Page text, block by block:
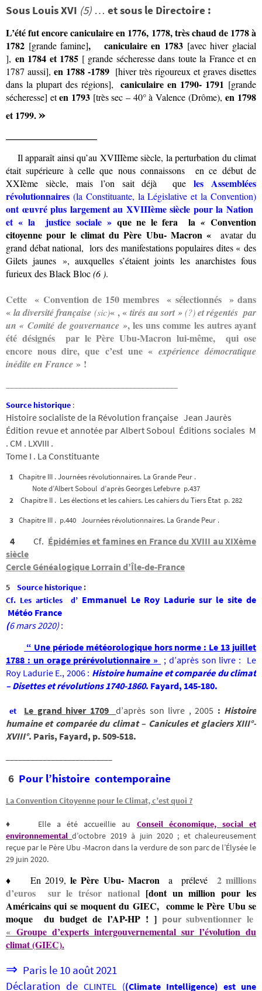
Sous Louis XVI (5) … et sous le Directoire :
L’été fut encore caniculaire en 1776, 1778, très chaud de 1778 à
1782 [grande famine], caniculaire en 1783 [avec hiver glacial
], en 1784 et 1785 [ grande sécheresse dans toute la France et en
1787 aussi], en 1788 -1789 [hiver très rigoureux et graves disettes
dans la plupart des régions],caniculaire en 1790- 1791 [grande
sécheresse] eten 1793 [très sec – 40° à Valence (Drôme),en 1798
et 1799.»
Il apparaît ainsi qu’au XVIIIème siècle, la perturbation du climat
était supérieure à celle que nous connaissons en ce début de
XXIème siècle, mais l’on sait déjà que les Assemblées
révolutionnaires (la Constituante, la Législative et la Convention)
ont œuvré plus largement au XVIIIème siècle pour la Nation
et « la justice sociale » que ne le fera la « Convention
citoyenne pour le climat du Père Ubu- Macron «
avatar du
grand débat national, lors des manifestations populaires dites « des
Gilets jaunes », auxquelles s’étaient joints les anarchistes fous
furieux des Black Bloc(6 ).
Cette « Convention de 150 membres « sélectionnés » dans
«la diversité française(sic)« , «tirés au sort » (?)et régentés par
un « Comité de gouvernance », les uns comme les autres ayant
été désignés par le Père Ubu-Macron lui-même, qui ose
encore nous dire, que c’est une « expérience démocratique
inédite en France » !
Source historique :
Histoire socialiste de la Révolution française Jean Jaurès
Édition revue et annotée par Albert Soboul Éditions sociales M
. CM . LXVIII .
Tome I . La Constituante
1 Chapitre III . Journées révolutionnaires. La Grande Peur .
Note d’Albert Soboul d’après Georges Lefebvre p.437
2 Chapitre II . Les élections et les cahiers. Les cahiers du Tiers État p. 282
3 Chapitre III . p.440 Journées révolutionnaires. La Grande Peur .
4 Cf. Épidémies et famines en France du XVIII au XIXème
siècle
Cercle Généalogique Lorrain d’Île-de-France
5 Source historique :
Cf. Les articles d’ Emmanuel Le Roy Ladurie sur le site de
Météo France
(6 mars 2020) :
“ Une période météorologique hors norme : Le 13 juillet
1788 : un orage prérévolutionnaire » ; d’après son livre : Le
Roy Ladurie E., 2006 : Histoire humaine et comparée du climat
– Disettes et révolutions 1740-1860. Fayard, 145-180.
et Le grand hiver 1709d’après son livre , 2005 : Histoire
humaine et comparée du climat – Canicules et glaciers XIII°-
XVIII°. Paris, Fayard, p. 509-518.
6 Pour l’histoire contemporaine
La Convention Citoyenne pour le Climat, c’est quoi ?
♦ Elle a été accueillie au
Conseil économique, social et
environnementald’octobre 2019 à juin 2020 ; et chaleureusement
reçue par le Père Ubu -Macron dans la verdure de son parc de l’Élysée le
29 juin 2020.
♦ En 2019,le Père Ubu- Macron a prélevé
2 millions
d’euros
sur le trésor national [dont un million pour les
Américains qui se moquent du GIEC, comme le Père Ubu se
moque du budget de l’AP-HP ! ] pour subventionner le
« Groupe d’experts intergouvernemental sur l’évolution du
climat (GIEC).
⇒ Paris le 10 août 2021
Déclaration deCLINTEL ((Climate Intelligence) est une